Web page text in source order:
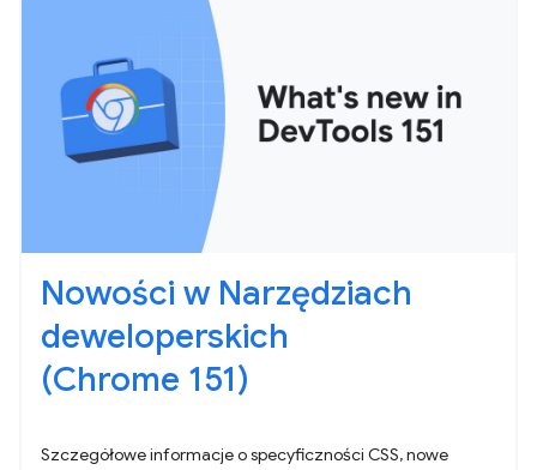
Nowości w Narzędziach
deweloperskich
(Chrome 151)
Szczegółowe informacje o specyficzności CSS, nowe